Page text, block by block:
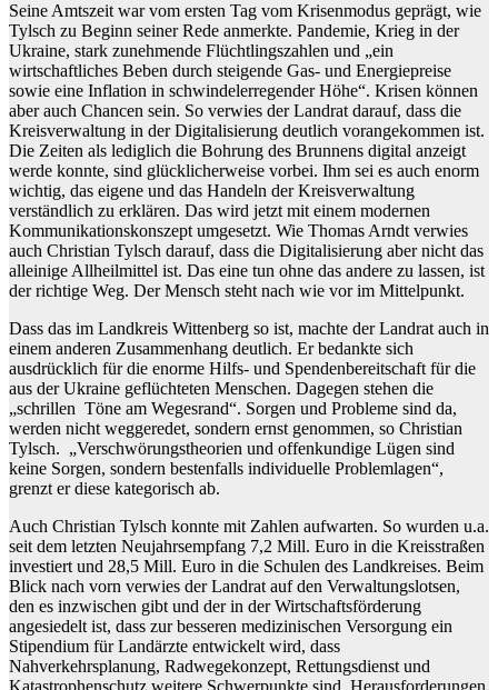
Seine Amtszeit war vom ersten Tag vom Krisenmodus geprägt, wie
Tylsch zu Beginn seiner Rede anmerkte. Pandemie, Krieg in der
Ukraine, stark zunehmende Flüchtlingszahlen und „ein
wirtschaftliches Beben durch steigende Gas- und Energiepreise
sowie eine Inflation in schwindelerregender Höhe“. Krisen können
aber auch Chancen sein. So verwies der Landrat darauf, dass die
Kreisverwaltung in der Digitalisierung deutlich vorangekommen ist.
Die Zeiten als lediglich die Bohrung des Brunnens digital anzeigt
werde konnte, sind glücklicherweise vorbei. Ihm sei es auch enorm
wichtig, das eigene und das Handeln der Kreisverwaltung
verständlich zu erklären. Das wird jetzt mit einem modernen
Kommunikationskonszept umgesetzt. Wie Thomas Arndt verwies
auch Christian Tylsch darauf, dass die Digitalisierung aber nicht das
alleinige Allheilmittel ist. Das eine tun ohne das andere zu lassen, ist
der richtige Weg. Der Mensch steht nach wie vor im Mittelpunkt.
Dass das im Landkreis Wittenberg so ist, machte der Landrat auch in
einem anderen Zusammenhang deutlich. Er bedankte sich
ausdrücklich für die enorme Hilfs- und Spendenbereitschaft für die
aus der Ukraine geflüchteten Menschen. Dagegen stehen die
„schrillen Töne am Wegesrand“. Sorgen und Probleme sind da,
werden nicht weggeredet, sondern ernst genommen, so Christian
Tylsch. „Verschwörungstheorien und offenkundige Lügen sind
keine Sorgen, sondern bestenfalls individuelle Problemlagen“,
grenzt er diese kategorisch ab.
Auch Christian Tylsch konnte mit Zahlen aufwarten. So wurden u.a.
seit dem letzten Neujahrsempfang 7,2 Mill. Euro in die Kreisstraßen
investiert und 28,5 Mill. Euro in die Schulen des Landkreises. Beim
Blick nach vorn verwies der Landrat auf den Verwaltungslotsen,
den es inzwischen gibt und der in der Wirtschaftsförderung
angesiedelt ist, dass zur besseren medizinischen Versorgung ein
Stipendium für Landärzte entwickelt wird, dass
Nahverkehrsplanung, Radwegekonzept, Rettungsdienst und